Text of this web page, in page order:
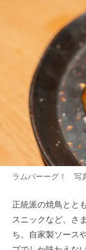
ラムバーーグ！ 写
正統派の焼鳥とと
スニックなど、さ
ち。自家製ソース